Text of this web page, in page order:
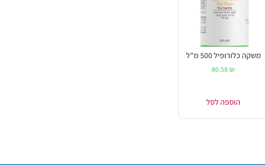
משקה כלורופיל 500 מ"ל
80.58 ₪
הוספה לסל